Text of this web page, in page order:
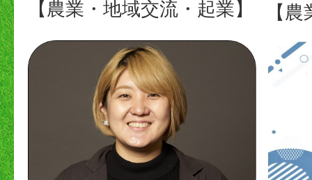
【農業・地域交流・起業】 【